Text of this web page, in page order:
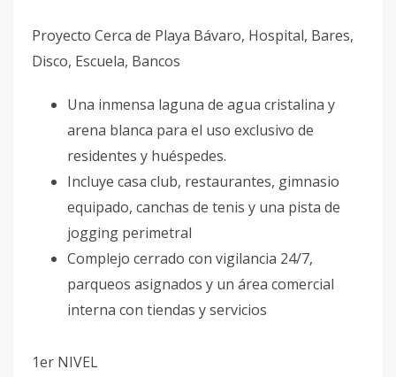
Proyecto Cerca de Playa Bávaro, Hospital, Bares,
Disco, Escuela, Bancos
Una inmensa laguna de agua cristalina y
arena blanca para el uso exclusivo de
residentes y huéspedes.
Incluye casa club, restaurantes, gimnasio
equipado, canchas de tenis y una pista de
jogging perimetral
Complejo cerrado con vigilancia 24/7,
parqueos asignados y un área comercial
interna con tiendas y servicios
1er NIVEL